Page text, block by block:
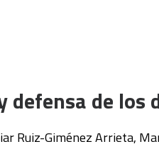
defensa de los
Ruiz-Giménez Arrieta,